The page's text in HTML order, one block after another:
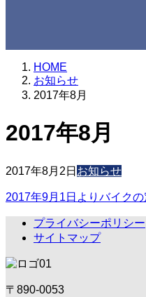
HOME
お知らせ
2017年8月
2017年8月
2017年8月2日 お知らせ
2017年9月1日よりバイク
プライバシーポリシー
サイトマップ
〒890-0053